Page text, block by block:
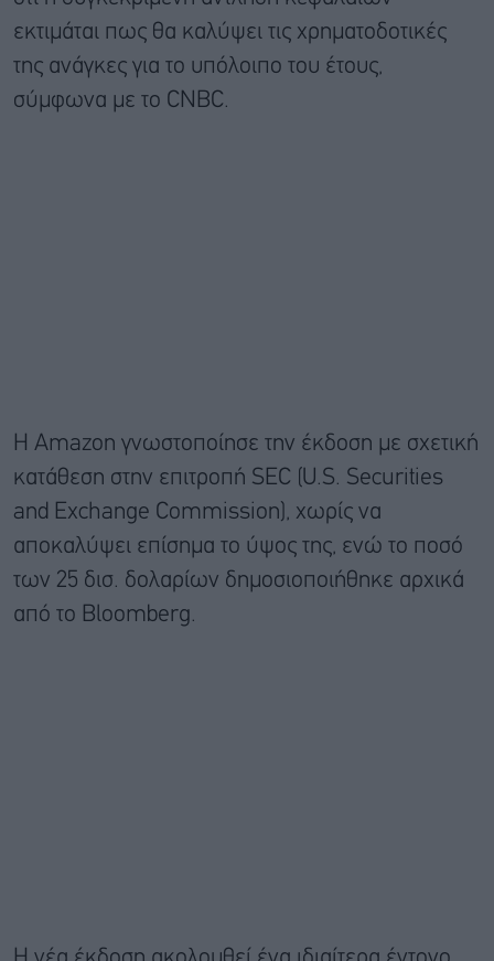
εκτιμάται πως θα καλύψει τις χρηματοδοτικές
της ανάγκες για το υπόλοιπο του έτους,
σύμφωνα με το CNBC.
Η Amazon γνωστοποίησε την έκδοση με σχετική
κατάθεση στην επιτροπή SEC (U.S. Securities
and Exchange Commission), χωρίς να
αποκαλύψει επίσημα το ύψος της, ενώ το ποσό
των 25 δισ. δολαρίων δημοσιοποιήθηκε αρχικά
από το Bloomberg.